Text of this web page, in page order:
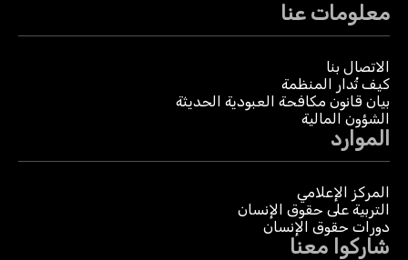
معلومات عنا
الاتصال بنا
كيف تُدار المنظمة
بيان قانون مكافحة العبودية الحديثة
الشؤون المالية
الموارد
المركز الإعلامي
التربية على حقوق الإنسان
دورات حقوق الإنسان
شاركوا معنا